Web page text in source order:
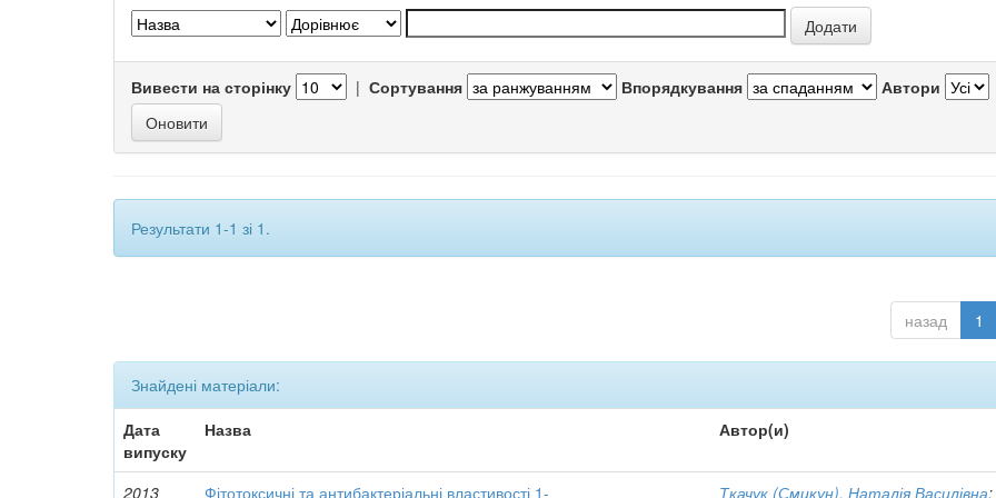
Вивести на сторінку | Сортування Впорядкування Автори
Результати 1-1 зі 1.
назад 1
Знайдені матеріали:
Дата
випуску
Назва Автор(и)
2013 Фітотоксичні та антибактеріальні властивості 1- Ткачук (Смикун), Наталія Василівна;